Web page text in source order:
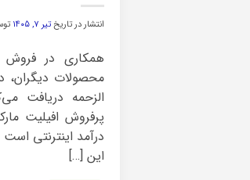
انتشار در تاریختیر ۷, ۱۴۰۵
همکاری در فروش
محصولات دیگران،
الزحمه دریافت
پرفروش افیلیت
درآمد اینترنتی
این […]